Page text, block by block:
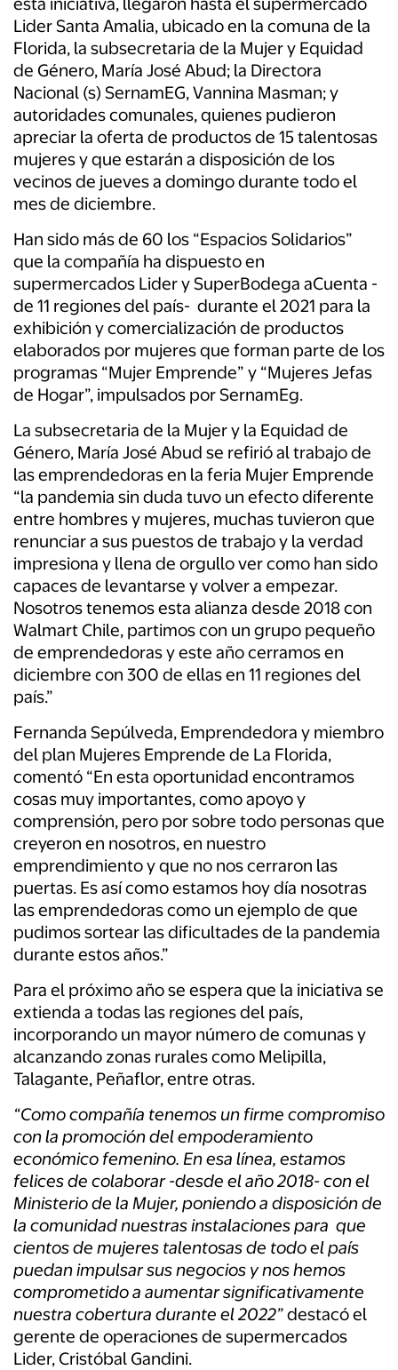
Lider Santa Amalia, ubicado en la comuna de la
Florida, la subsecretaria de la Mujer y Equidad
de Género, María José Abud; la Directora
Nacional (s) SernamEG, Vannina Masman; y
autoridades comunales, quienes pudieron
apreciar la oferta de productos de 15 talentosas
mujeres y que estarán a disposición de los
vecinos de jueves a domingo durante todo el
mes de diciembre.
Han sido más de 60 los “Espacios Solidarios”
que la compañía ha dispuesto en
supermercados Lider y SuperBodega aCuenta -
de 11 regiones del país- durante el 2021 para la
exhibición y comercialización de productos
elaborados por mujeres que forman parte de los
programas “Mujer Emprende” y “Mujeres Jefas
de Hogar”, impulsados por SernamEg.
La subsecretaria de la Mujer y la Equidad de
Género, María José Abud se refirió al trabajo de
las emprendedoras en la feria Mujer Emprende
“la pandemia sin duda tuvo un efecto diferente
entre hombres y mujeres, muchas tuvieron que
renunciar a sus puestos de trabajo y la verdad
impresiona y llena de orgullo ver como han sido
capaces de levantarse y volver a empezar.
Nosotros tenemos esta alianza desde 2018 con
Walmart Chile, partimos con un grupo pequeño
de emprendedoras y este año cerramos en
diciembre con 300 de ellas en 11 regiones del
país.”
Fernanda Sepúlveda, Emprendedora y miembro
del plan Mujeres Emprende de La Florida,
comentó “En esta oportunidad encontramos
cosas muy importantes, como apoyo y
comprensión, pero por sobre todo personas que
creyeron en nosotros, en nuestro
emprendimiento y que no nos cerraron las
puertas. Es así como estamos hoy día nosotras
las emprendedoras como un ejemplo de que
pudimos sortear las dificultades de la pandemia
durante estos años.”
Para el próximo año se espera que la iniciativa se
extienda a todas las regiones del país,
incorporando un mayor número de comunas y
alcanzando zonas rurales como Melipilla,
Talagante, Peñaflor, entre otras.
“Como compañía tenemos un firme compromiso
con la promoción del empoderamiento
económico femenino. En esa línea, estamos
felices de colaborar -desde el año 2018- con el
Ministerio de la Mujer, poniendo a disposición de
la comunidad nuestras instalaciones para que
cientos de mujeres talentosas de todo el país
puedan impulsar sus negocios y nos hemos
comprometido a aumentar significativamente
nuestra cobertura durante el 2022”destacó el
gerente de operaciones de supermercados
Lider, Cristóbal Gandini.